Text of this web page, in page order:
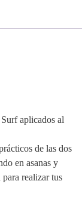
aplicados al
de las dos
en asanas y
realizar tus